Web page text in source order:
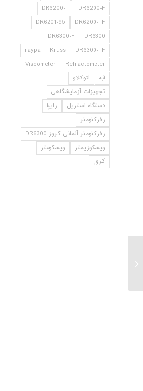
DR6200-F
DR6200-T
DR6200-TF
DR6201-95
DR6300
DR6300-F
DR6300-TF
Krüss
raypa
Refractometer
Viscometer
آبه
اتوکلاو
تجهیزات آزمایشگاهی
دستگاه استریل
رایپا
رفرکتومتر
رفرکتومتر آلمانی کروز DR6300
ویسکوزیمتر
ویسکومتر
کروز